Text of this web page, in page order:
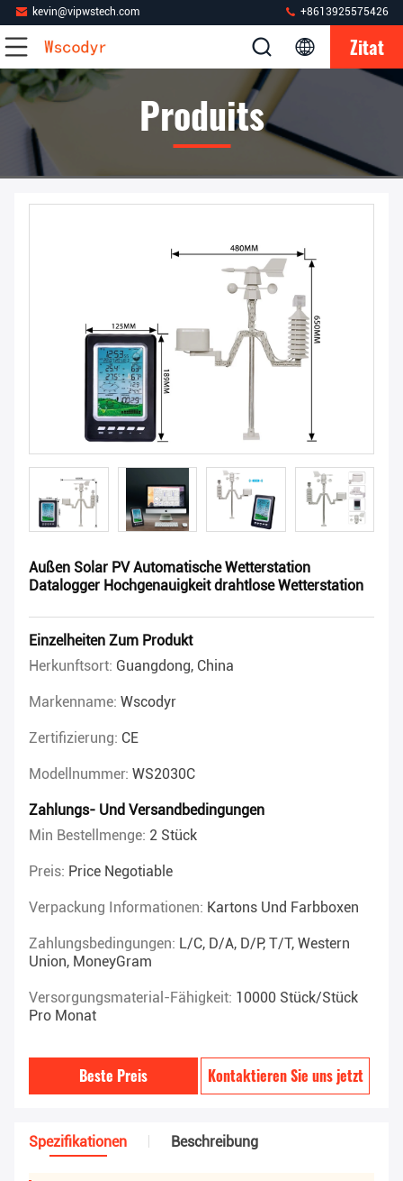
kevin@vipwstech.com +8613925575426
Zitat
Produits
Außen Solar PV Automatische Wetterstation
Datalogger Hochgenauigkeit drahtlose Wetterstation
Einzelheiten Zum Produkt
Herkunftsort: Guangdong, China
Markenname: Wscodyr
Zertifizierung: CE
Modellnummer: WS2030C
Zahlungs- Und Versandbedingungen
Min Bestellmenge: 2 Stück
Preis: Price Negotiable
Verpackung Informationen: Kartons Und Farbboxen
Zahlungsbedingungen: L/C, D/A, D/P, T/T, Western
Union, MoneyGram
Versorgungsmaterial-Fähigkeit: 10000 Stück/Stück
Pro Monat
Beste Preis Kontaktieren Sie uns jetzt
Spezifikationen Beschreibung